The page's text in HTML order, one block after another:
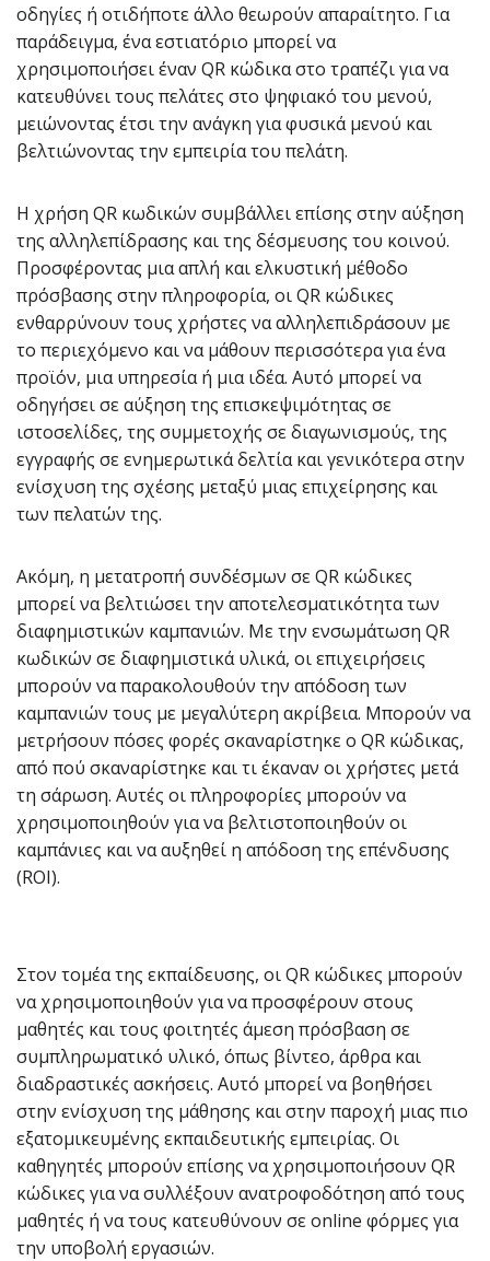
οδηγίες ή οτιδήποτε άλλο θεωρούν απαραίτητο. Για
παράδειγμα, ένα εστιατόριο μπορεί να
χρησιμοποιήσει έναν QR κώδικα στο τραπέζι για να
κατευθύνει τους πελάτες στο ψηφιακό του μενού,
μειώνοντας έτσι την ανάγκη για φυσικά μενού και
βελτιώνοντας την εμπειρία του πελάτη.
Η χρήση QR κωδικών συμβάλλει επίσης στην αύξηση
της αλληλεπίδρασης και της δέσμευσης του κοινού.
Προσφέροντας μια απλή και ελκυστική μέθοδο
πρόσβασης στην πληροφορία, οι QR κώδικες
ενθαρρύνουν τους χρήστες να αλληλεπιδράσουν με
το περιεχόμενο και να μάθουν περισσότερα για ένα
προϊόν, μια υπηρεσία ή μια ιδέα. Αυτό μπορεί να
οδηγήσει σε αύξηση της επισκεψιμότητας σε
ιστοσελίδες, της συμμετοχής σε διαγωνισμούς, της
εγγραφής σε ενημερωτικά δελτία και γενικότερα στην
ενίσχυση της σχέσης μεταξύ μιας επιχείρησης και
των πελατών της.
Ακόμη, η μετατροπή συνδέσμων σε QR κώδικες
μπορεί να βελτιώσει την αποτελεσματικότητα των
διαφημιστικών καμπανιών. Με την ενσωμάτωση QR
κωδικών σε διαφημιστικά υλικά, οι επιχειρήσεις
μπορούν να παρακολουθούν την απόδοση των
καμπανιών τους με μεγαλύτερη ακρίβεια. Μπορούν να
μετρήσουν πόσες φορές σκαναρίστηκε ο QR κώδικας,
από πού σκαναρίστηκε και τι έκαναν οι χρήστες μετά
τη σάρωση. Αυτές οι πληροφορίες μπορούν να
χρησιμοποιηθούν για να βελτιστοποιηθούν οι
καμπάνιες και να αυξηθεί η απόδοση της επένδυσης
(ROI).
Στον τομέα της εκπαίδευσης, οι QR κώδικες μπορούν
να χρησιμοποιηθούν για να προσφέρουν στους
μαθητές και τους φοιτητές άμεση πρόσβαση σε
συμπληρωματικό υλικό, όπως βίντεο, άρθρα και
διαδραστικές ασκήσεις. Αυτό μπορεί να βοηθήσει
στην ενίσχυση της μάθησης και στην παροχή μιας πιο
εξατομικευμένης εκπαιδευτικής εμπειρίας. Οι
καθηγητές μπορούν επίσης να χρησιμοποιήσουν QR
κώδικες για να συλλέξουν ανατροφοδότηση από τους
μαθητές ή να τους κατευθύνουν σε online φόρμες για
την υποβολή εργασιών.